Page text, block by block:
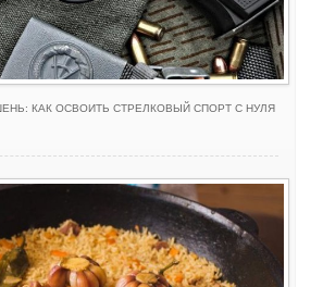
КАК ОСВОИТЬ СТРЕЛКОВЫЙ СПОРТ С НУЛЯ